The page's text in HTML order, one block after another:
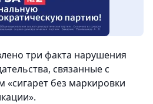
три факта нарушения
связанные с
без маркировки